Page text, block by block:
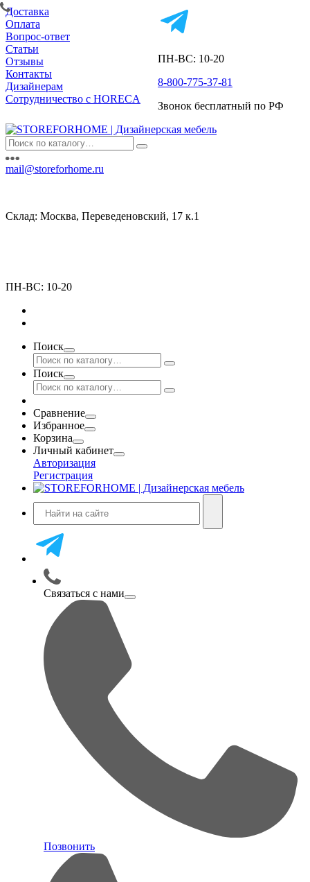
Доставка
Оплата
Вопрос-ответ
Статьи
Отзывы
Контакты
Дизайнерам
Сотрудничество с HORECA
ПН-ВС: 10-20
8-800-775-37-81
Звонок бесплатный по РФ
mail@storeforhome.ru
Склад: Москва, Переведеновский, 17 к.1
ПН-ВС: 10-20
Поиск
Поиск
Сравнение
Избранное
Корзина
Личный кабинет
Авторизация
Регистрация
Связаться с нами
Позвонить